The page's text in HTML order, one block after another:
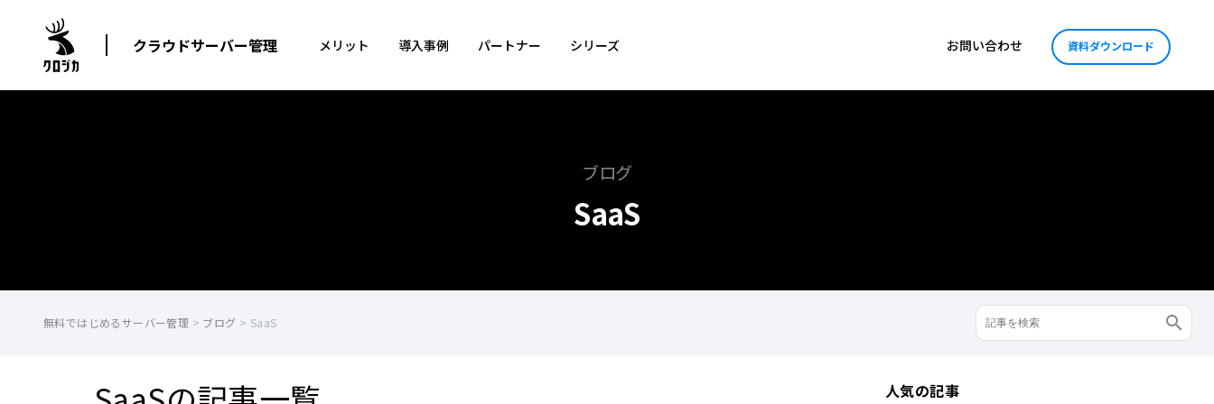
クラウドサーバー管理 メリット 導入事例 パートナー シリーズ お問い合わせ 資料ダウンロード
ブログ
SaaS
無料ではじめるサーバー管理 > ブログ > SaaS
人気の記事